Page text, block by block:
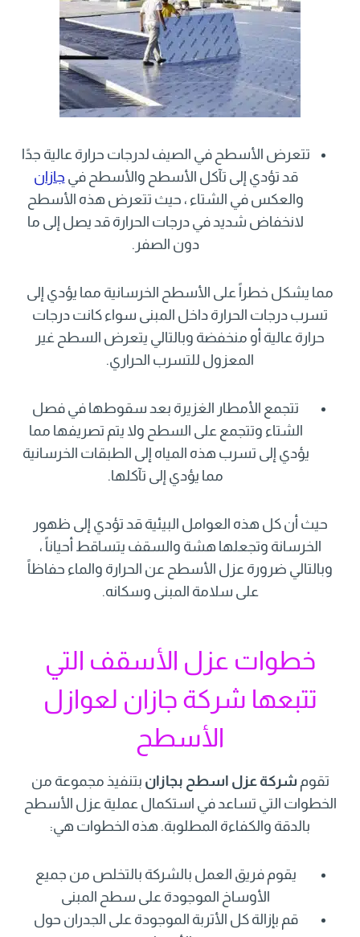
تتعرض الأسطح في الصيف لدرجات حرارة عالية جدًا
قد تؤدي إلى تآكل الأسطح والأسطح في جازان
والعكس في الشتاء ، حيث تتعرض هذه الأسطح
لانخفاض شديد في درجات الحرارة قد يصل إلى ما
دون الصفر.
مما يشكل خطراً على الأسطح الخرسانية مما يؤدي إلى
تسرب درجات الحرارة داخل المبنى سواء كانت درجات
حرارة عالية أو منخفضة وبالتالي يتعرض السطح غير
المعزول للتسرب الحراري.
تتجمع الأمطار الغزيرة بعد سقوطها في فصل
الشتاء وتتجمع على السطح ولا يتم تصريفها مما
يؤدي إلى تسرب هذه المياه إلى الطبقات الخرسانية
مما يؤدي إلى تآكلها.
حيث أن كل هذه العوامل البيئية قد تؤدي إلى ظهور
الخرسانة وتجعلها هشة والسقف يتساقط أحياناً ،
وبالتالي ضرورة عزل الأسطح عن الحرارة والماء حفاظاً
على سلامة المبنى وسكانه.
خطوات عزل الأسقف التي
تتبعها شركة جازان لعوازل
الأسطح
تقوم شركة عزل اسطح بجازان بتنفيذ مجموعة من
الخطوات التي تساعد في استكمال عملية عزل الأسطح
بالدقة والكفاءة المطلوبة. هذه الخطوات هي:
يقوم فريق العمل بالشركة بالتخلص من جميع
الأوساخ الموجودة على سطح المبنى
قم بإزالة كل الأتربة الموجودة على الجدران حول